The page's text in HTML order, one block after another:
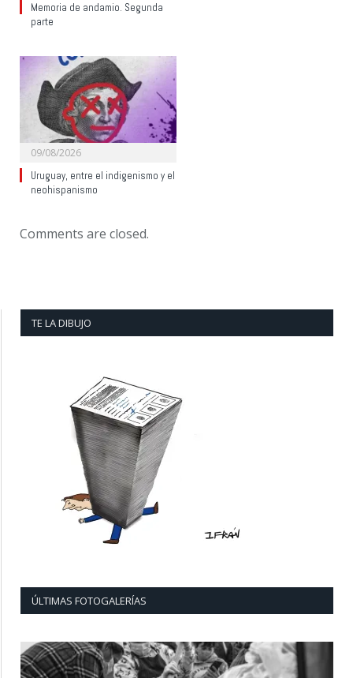
Memoria de andamio. Segunda
parte
09/08/2026
Uruguay, entre el indigenismo y el
neohispanismo
Comments are closed.
TE LA DIBUJO
ÚLTIMAS FOTOGALERÍAS